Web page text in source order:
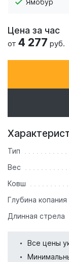
Ямобур
Цена за час
от 4 277 руб.
Тип
Вес
Ковш
Глубина копания
Длинная стрела
Все цены